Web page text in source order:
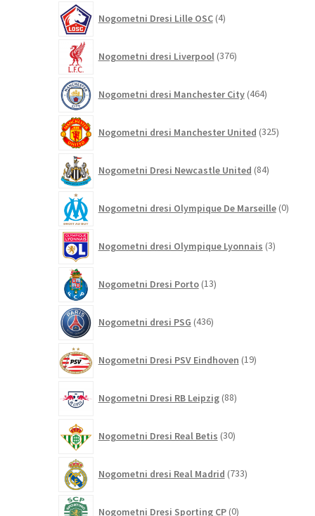
Nogometni Dresi Lille OSC 4izdelki
Nogometni dresi Liverpool 376izdelkov
Nogometni dresi Manchester City 464izdelkov
Nogometni dresi Manchester United 325izdelkov
Nogometni Dresi Newcastle United 84izdelkov
Nogometni dresi Olympique De Marseille 0
Nogometni dresi Olympique Lyonnais 3izdelki
Nogometni Dresi Porto 13izdelkov
Nogometni dresi PSG 436izdelkov
Nogometni Dresi PSV Eindhoven 19izdelkov
Nogometni Dresi RB Leipzig 88izdelkov
Nogometni Dresi Real Betis 30izdelkov
Nogometni dresi Real Madrid 733izdelkov
Nogometni Dresi Sporting CP 0